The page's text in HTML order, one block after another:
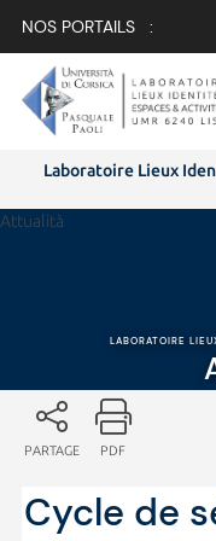
NOS PORTAILS :
Laboratoire Lieux
Attualità
LABORATOIRE
PARTAGE PDF
Cycle de